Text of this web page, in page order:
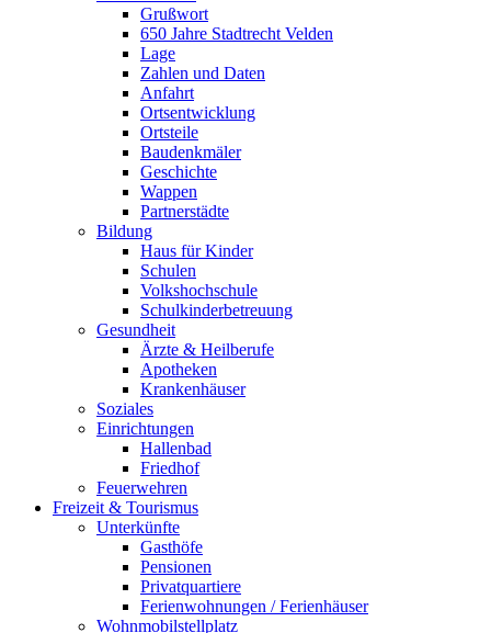
Grußwort
650 Jahre Stadtrecht Velden
Lage
Zahlen und Daten
Anfahrt
Ortsentwicklung
Ortsteile
Baudenkmäler
Geschichte
Wappen
Partnerstädte
Bildung
Haus für Kinder
Schulen
Volkshochschule
Schulkinderbetreuung
Gesundheit
Ärzte & Heilberufe
Apotheken
Krankenhäuser
Soziales
Einrichtungen
Hallenbad
Friedhof
Feuerwehren
Freizeit & Tourismus
Unterkünfte
Gasthöfe
Pensionen
Privatquartiere
Ferienwohnungen / Ferienhäuser
Wohnmobilstellplatz